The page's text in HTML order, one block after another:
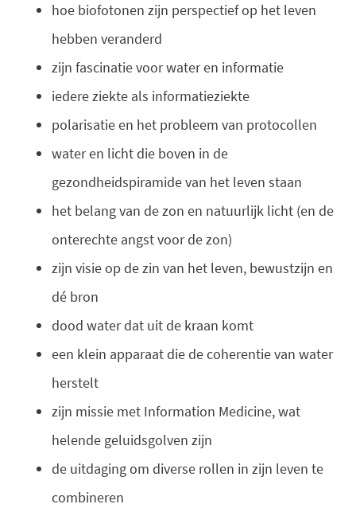
hoe biofotonen zijn perspectief op het leven
hebben veranderd
zijn fascinatie voor water en informatie
iedere ziekte als informatieziekte
polarisatie en het probleem van protocollen
water en licht die boven in de
gezondheidspiramide van het leven staan
het belang van de zon en natuurlijk licht (en de
onterechte angst voor de zon)
zijn visie op de zin van het leven, bewustzijn en
dé bron
dood water dat uit de kraan komt
een klein apparaat die de coherentie van water
herstelt
zijn missie met Information Medicine, wat
helende geluidsgolven zijn
de uitdaging om diverse rollen in zijn leven te
combineren